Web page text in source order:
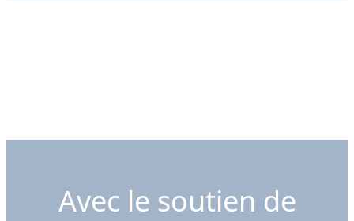
Avec le soutien de